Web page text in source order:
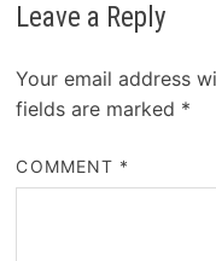
Leave a Reply
Your email address
fields are marked *
COMMENT *